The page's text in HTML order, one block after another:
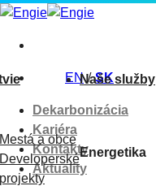
Skip
content
EN SK
Dekarbonizácia
Kariéra
Kontakty
Aktuality
Mestá a obce
Developerské
projekty
Naše služby
Energetika